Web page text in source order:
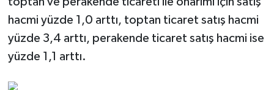
hacmi yüzde 1,0 arttı, toptan ticaret satış hacmi
yüzde 3,4 arttı, perakende ticaret satış hacmi ise
yüzde 1,1 arttı.